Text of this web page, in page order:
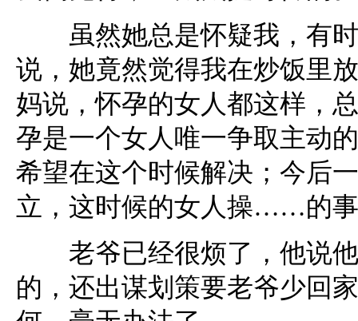
虽然她总是怀疑我，有时
说，她竟然觉得我在炒饭里
妈说，怀孕的女人都这样，
孕是一个女人唯一争取主动
希望在这个时候解决；今后
立，这时候的女人操……的
老爷已经很烦了，他说他
的，还出谋划策要老爷少回